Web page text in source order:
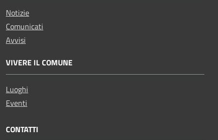
Notizie
Comunicati
Avvisi
VIVERE IL COMUNE
Luoghi
Eventi
CONTATTI